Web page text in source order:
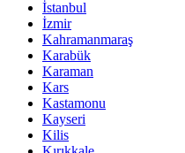
İstanbul
İzmir
Kahramanmaraş
Karabük
Karaman
Kars
Kastamonu
Kayseri
Kilis